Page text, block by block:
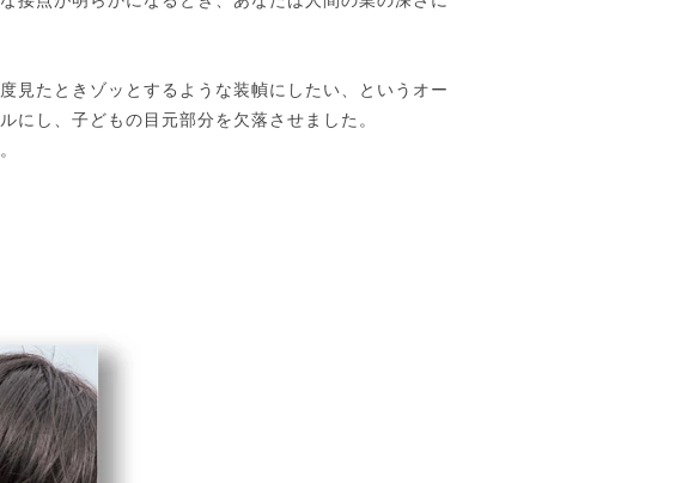
見たときゾッとするような装幀にしたい、というオー
にし、子どもの目元部分を欠落させました。